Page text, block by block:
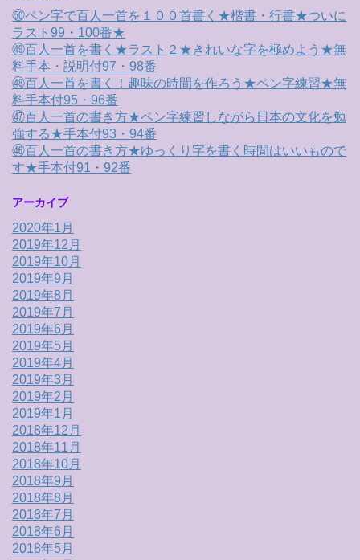
㊿ペン字で百人一首を１００首書く★楷書・行書★ついに
ラスト99・100番★
㊾百人一首を書く★ラスト２★きれいな字を極めよう★無
料手本・説明付97・98番
㊽百人一首を書く！趣味の時間を作ろう★ペン字練習★無
料手本付95・96番
㊼百人一首の書き方★ペン字練習しながら日本の文化を勉
強する★手本付93・94番
㊻百人一首の書き方★ゆっくり字を書く時間はいいもので
す★手本付91・92番
アーカイブ
2020年1月
2019年12月
2019年10月
2019年9月
2019年8月
2019年7月
2019年6月
2019年5月
2019年4月
2019年3月
2019年2月
2019年1月
2018年12月
2018年11月
2018年10月
2018年9月
2018年8月
2018年7月
2018年6月
2018年5月